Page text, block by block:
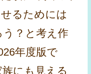
るためには
？と考え作
年度版で
にも見える